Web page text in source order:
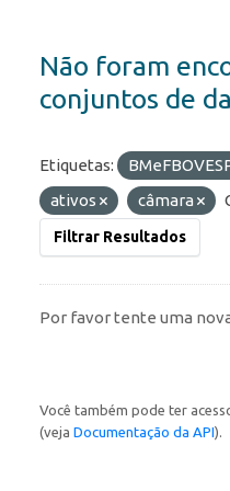
Não foram
conjuntos de
Etiquetas:
ativos
câmara
Filtrar Resultados
Por favor tente uma
Você também pode ter
(veja Documentação da API).